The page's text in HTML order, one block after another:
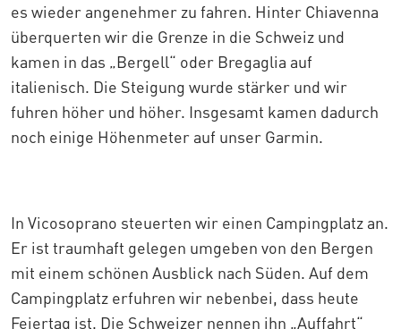
es wieder angenehmer zu fahren. Hinter Chiavenna
überquerten wir die Grenze in die Schweiz und
kamen in das „Bergell“ oder Bregaglia auf
italienisch. Die Steigung wurde stärker und wir
fuhren höher und höher. Insgesamt kamen dadurch
noch einige Höhenmeter auf unser Garmin.
In Vicosoprano steuerten wir einen Campingplatz an.
Er ist traumhaft gelegen umgeben von den Bergen
mit einem schönen Ausblick nach Süden. Auf dem
Campingplatz erfuhren wir nebenbei, dass heute
Feiertag ist. Die Schweizer nennen ihn „Auffahrt“